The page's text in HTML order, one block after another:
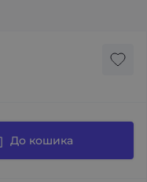
До кошика